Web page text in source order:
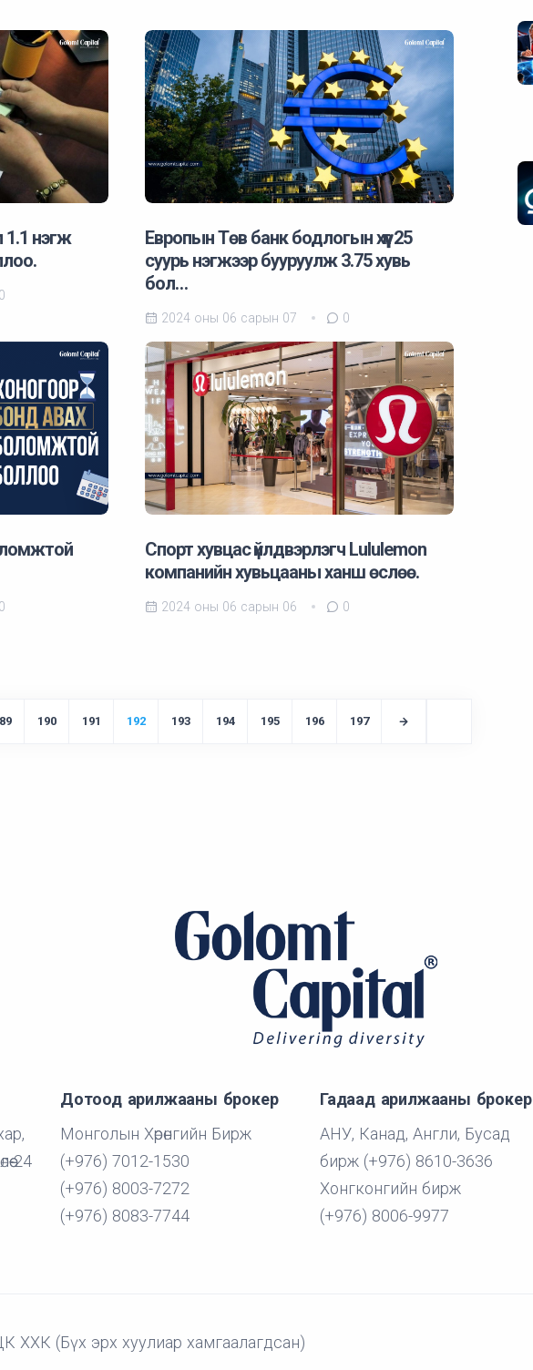
1.1 нэгж
0
Eвропын Төв банк бодлогын хүүг 25
суурь нэгжээр бууруулж 3.75 хувь
бол…
2024 оны 06 сарын 07 0
0
Спорт хувцас үйлдвэрлэгч Lululemon
компанийн хувьцааны ханш өслөө.
2024 оны 06 сарын 06 0
190 191 192 193 194 195 196 197
24
Дотоод арилжааны брокер
Монголын Хөрөнгийн Бирж
(+976) 7012-1530
(+976) 8003-7272
(+976) 8083-7744
Гадаад арилжааны брокер
АНУ, Канад, Англи, Бусад
бирж (+976) 8610-3636
Хонгконгийн бирж
(+976) 8006-9977
ХХК (Бүх эрх хуулиар хамгаалагдсан)